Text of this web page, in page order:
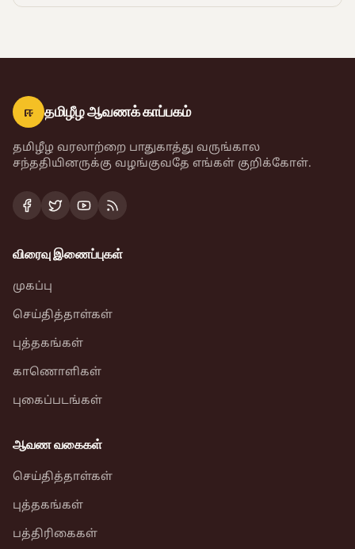
ஈ தமிழீழ ஆவணக் காப்பகம்
தமிழீழ வரலாற்றை பாதுகாத்து வருங்கால
சந்ததியினருக்கு வழங்குவதே எங்கள் குறிக்கோள்.
விரைவு இணைப்புகள்
முகப்பு
செய்தித்தாள்கள்
புத்தகங்கள்
காணொளிகள்
புகைப்படங்கள்
ஆவண வகைகள்
செய்தித்தாள்கள்
புத்தகங்கள்
பத்திரிகைகள்